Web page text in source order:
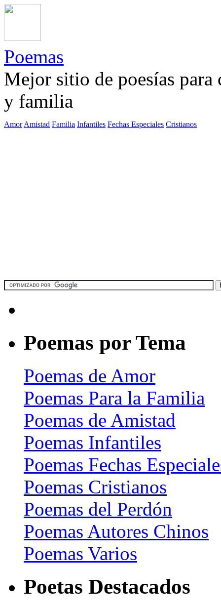
Poemas
Mejor sitio de poesías
y familia
Amor Amistad Familia Infantiles Fechas Especiales Cristianos
Poemas por Tema
Poemas de Amor
Poemas Para la Familia
Poemas de Amistad
Poemas Infantiles
Poemas Fechas
Poemas Cristianos
Poemas del Perdón
Poemas Autores Chinos
Poemas Varios
Poetas Destacados